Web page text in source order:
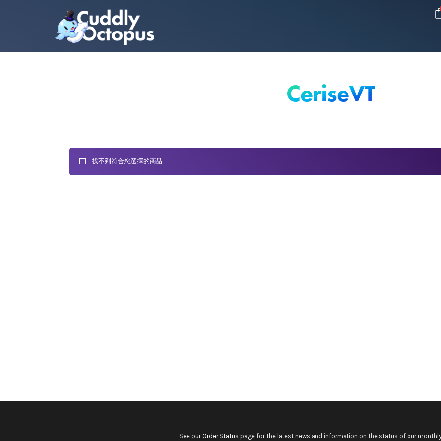
CeriseVT
找不到符合您選擇的商品
See our Order Status page for the latest news and information on the status of our